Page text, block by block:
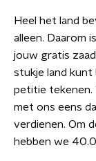
Heel het land
alleen. Daarom
jouw gratis
stukje land kunt
petitie tekenen.
met ons eens
verdienen. Om
hebben we